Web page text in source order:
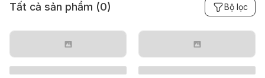
Tất cả sản phẩm (0) Bộ lọc